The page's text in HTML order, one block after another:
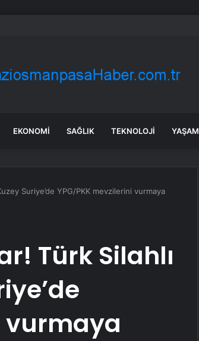
Payaz’ın Kazasına Neden Olan Parça Vinç Ayağı
EKONOMI SAĞLIK TEKNOLOJI YAŞAM
Suriye’de YPG/PKK mevzilerini vurmaya
Türk Silahlı
vurmaya